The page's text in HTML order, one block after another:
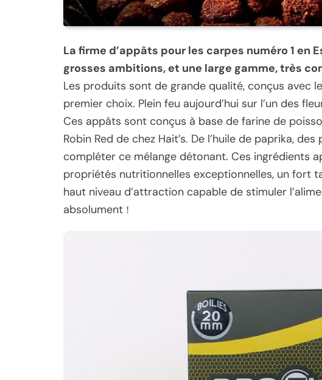
La firme d’appâts pour les carpes numéro 1 en
grosses ambitions, et une large gamme, très
Les produits sont de grande qualité, conçus avec
premier choix. Plein feu aujourd’hui sur l’un des
Ces appâts sont conçus à base de farine de
Robin Red de chez Hait’s. De l’huile de paprika,
compléter ce mélange détonant. Ces ingrédients
propriétés nutritionnelles exceptionnelles, un fort
haut niveau d’attraction capable de stimuler
absolument !